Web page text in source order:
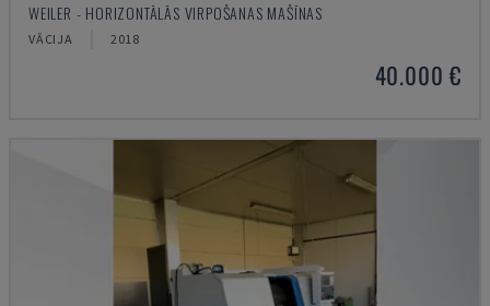
WEILER - HORIZONTĀLĀS VIRPOŠANAS MAŠĪNAS
VĀCIJA 2018
40.000 €